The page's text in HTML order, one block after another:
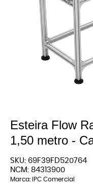
Esteira Flow
1,50 metro -
SKU: 69F39FD520764
NCM: 84313900
Marca: IPC Comercial